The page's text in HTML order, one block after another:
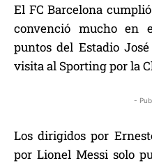
El FC Barcelona
convenció mucho en
puntos del Estadio
visita al Sporting por la
-
Los dirigidos por
por Lionel Messi solo